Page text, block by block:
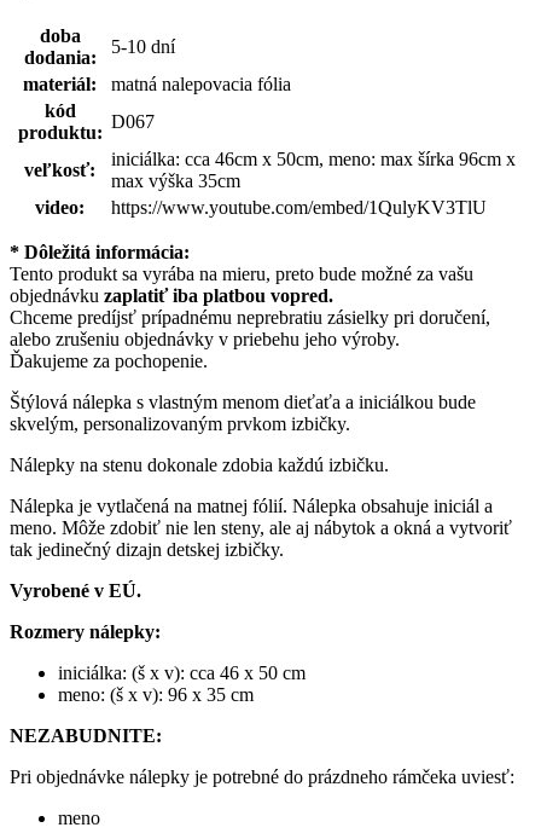
doba
dodania:
5-10 dní
materiál:
matná nalepovacia fólia
kód
produktu:
D067
veľkosť:
iniciálka: cca 46cm x 50cm, meno: max šírka 96cm x
max výška 35cm
video:
https://www.youtube.com/embed/1QulyKV3TlU
* Dôležitá informácia:
Tento produkt sa vyrába na mieru, preto bude možné za vašu
objednávku zaplatiť iba platbou vopred.
Chceme predíjsť prípadnému neprebratiu zásielky pri doručení,
alebo zrušeniu objednávky v priebehu jeho výroby.
Ďakujeme za pochopenie.
Štýlová nálepka s vlastným menom dieťaťa a iniciálkou bude
skvelým, personalizovaným prvkom izbičky.
Nálepky na stenu dokonale zdobia každú izbičku.
Nálepka je vytlačená na matnej fólií. Nálepka obsahuje iniciál a
meno. Môže zdobiť nie len steny, ale aj nábytok a okná a vytvoriť
tak jedinečný dizajn detskej izbičky.
Vyrobené v EÚ.
Rozmery nálepky:
iniciálka: (š x v): cca 46 x 50 cm
meno: (š x v): 96 x 35 cm
NEZABUDNITE:
Pri objednávke nálepky je potrebné do prázdneho rámčeka uviesť:
meno